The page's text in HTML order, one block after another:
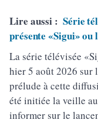
Lire aussi : Série
présente «Sigui»
La série télévisée
hier 5 août 2026 sur
prélude à cette
été initiée la veille
informer sur le